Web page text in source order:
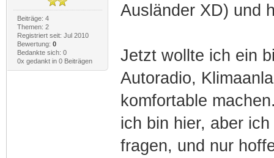
Beiträge: 4
Themen: 2
Registriert seit: Jul 2010
Bewertung: 0
Bedankte sich: 0
0x gedankt in 0 Beiträgen
Ausländer XD) und
Jetzt wollte ich ein
Autoradio,
komfortable
ich bin hier, aber
fragen, und nur